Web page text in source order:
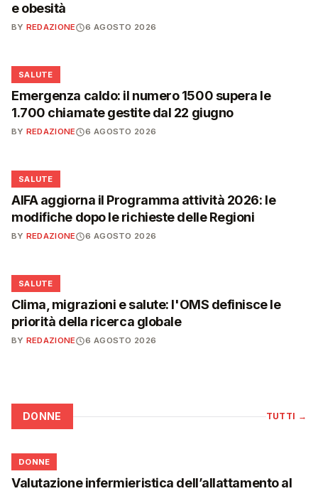
e obesità
BY REDAZIONE 6 AGOSTO 2026
❤️
SALUTE
Emergenza caldo: il numero 1500 supera le
1.700 chiamate gestite dal 22 giugno
BY REDAZIONE 6 AGOSTO 2026
❤️
SALUTE
AIFA aggiorna il Programma attività 2026: le
modifiche dopo le richieste delle Regioni
BY REDAZIONE 6 AGOSTO 2026
❤️
SALUTE
Clima, migrazioni e salute: l'OMS definisce le
priorità della ricerca globale
BY REDAZIONE 6 AGOSTO 2026
DONNE TUTTI →
🌸
DONNE
Valutazione infermieristica dell’allattamento al